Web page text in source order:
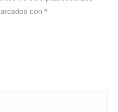
con *